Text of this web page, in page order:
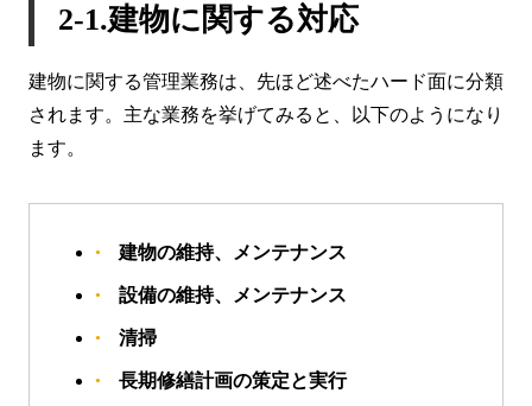
2-1.建物に関する対応
建物に関する管理業務は、先ほど述べたハード面に分類
されます。主な業務を挙げてみると、以下のようになり
ます。
建物の維持、メンテナンス
設備の維持、メンテナンス
清掃
長期修繕計画の策定と実行